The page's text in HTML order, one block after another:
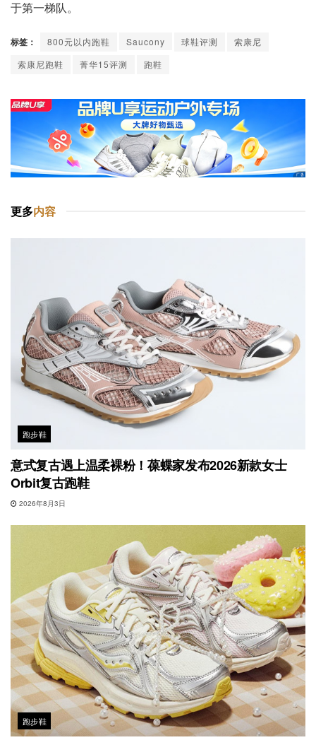
于第一梯队。
标签： 800元以内跑鞋 Saucony 球鞋评测
索康尼
索康尼跑鞋
菁华15评测 跑鞋
更多内容
跑步鞋
意式复古遇上温柔裸粉！葆蝶家发布2026新款女士
Orbit复古跑鞋
2026年8月3日
跑步鞋